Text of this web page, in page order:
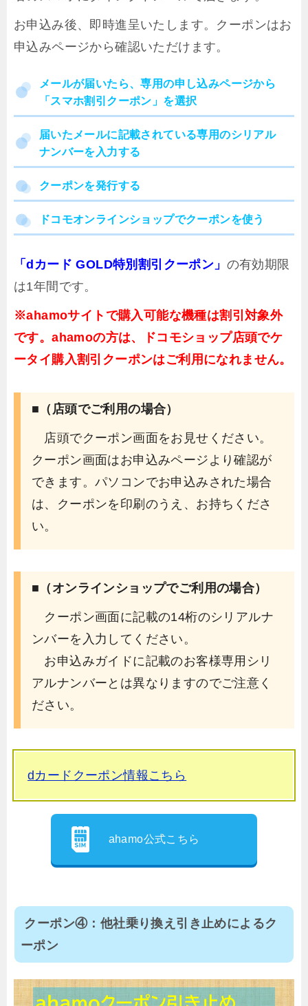
お申込み後、即時進呈いたします。クーポンはお
申込みページから確認いただけます。
メールが届いたら、専用の申し込みページから
「スマホ割引クーポン」を選択
届いたメールに記載されている専用のシリアル
ナンバーを入力する
クーポンを発行する
ドコモオンラインショップでクーポンを使う
「dカード GOLD特別割引クーポン」 の有効期限
は1年間です。
※ahamoサイトで購入可能な機種は割引対象外
です。ahamoの方は、ドコモショップ店頭でケ
ータイ購入割引クーポンはご利用になれません。
■（店頭でご利用の場合）
店頭でクーポン画面をお見せください。
クーポン画面はお申込みページより確認が
できます。パソコンでお申込みされた場合
は、クーポンを印刷のうえ、お持ちくださ
い。
■（オンラインショップでご利用の場合）
クーポン画面に記載の14桁のシリアルナ
ンバーを入力してください。
お申込みガイドに記載のお客様専用シリ
アルナンバーとは異なりますのでご注意く
ださい。
dカードクーポン情報こちら
ahamo公式こちら
クーポン④：他社乗り換え引き止めによるク
ーポン